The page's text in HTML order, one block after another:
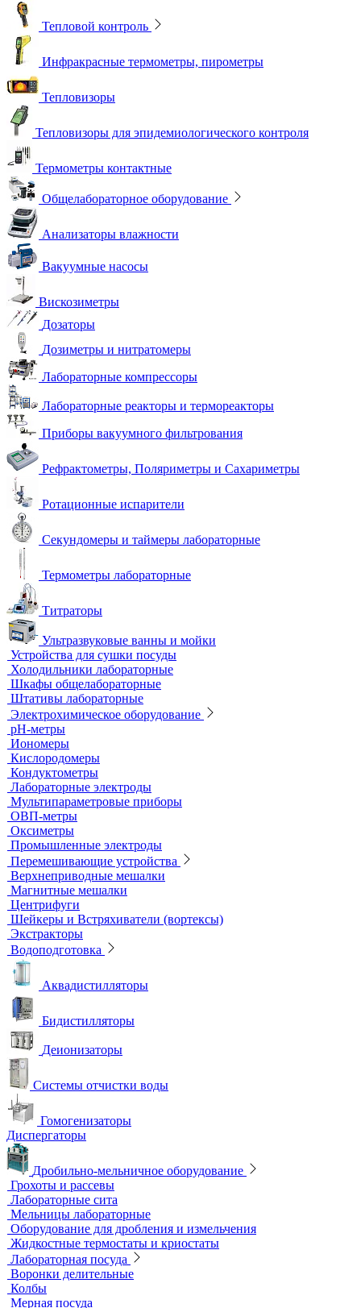
Тепловой контроль
Инфракрасные термометры, пирометры
Тепловизоры
Тепловизоры для эпидемиологического контроля
Термометры контактные
Общелабораторное оборудование
Анализаторы влажности
Вакуумные насосы
Вискозиметры
Дозаторы
Дозиметры и нитратомеры
Лабораторные компрессоры
Лабораторные реакторы и термореакторы
Приборы вакуумного фильтрования
Рефрактометры, Поляриметры и Сахариметры
Ротационные испарители
Секундомеры и таймеры лабораторные
Термометры лабораторные
Титраторы
Ультразвуковые ванны и мойки
Устройства для сушки посуды
Холодильники лабораторные
Шкафы общелабораторные
Штативы лабораторные
Электрохимическое оборудование
pH-метры
Иономеры
Кислородомеры
Кондуктометры
Лабораторные электроды
Мультипараметровые приборы
ОВП-метры
Оксиметры
Промышленные электроды
Перемешивающие устройства
Верхнеприводные мешалки
Магнитные мешалки
Центрифуги
Шейкеры и Встряхиватели (вортексы)
Экстракторы
Водоподготовка
Аквадистилляторы
Бидистилляторы
Системы отчистки воды
Гомогенизаторы
Диспергаторы
Дробильно-мельничное оборудование
Грохоты и рассевы
Лабораторные сита